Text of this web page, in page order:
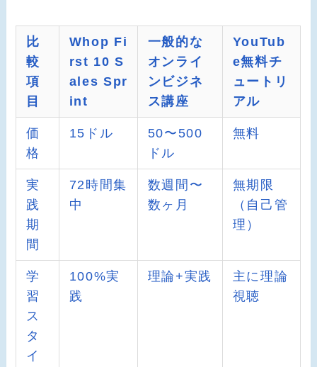
比
較
項
目
Whop Fi
rst 10 S
ales Spr
int
一般的な
オンライ
ンビジネ
ス講座
YouTub
e無料チ
ュートリ
アル
価
格
15ドル
50〜500
ドル
無料
実
践
期
間
72時間集
中
数週間〜
数ヶ月
無期限
（自己管
理）
学
習
ス
タ
イ
100%実
践
理論+実践
主に理論
視聴